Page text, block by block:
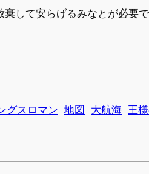
して安らげるみなとが必要
グスロマン 地図 大航海 王